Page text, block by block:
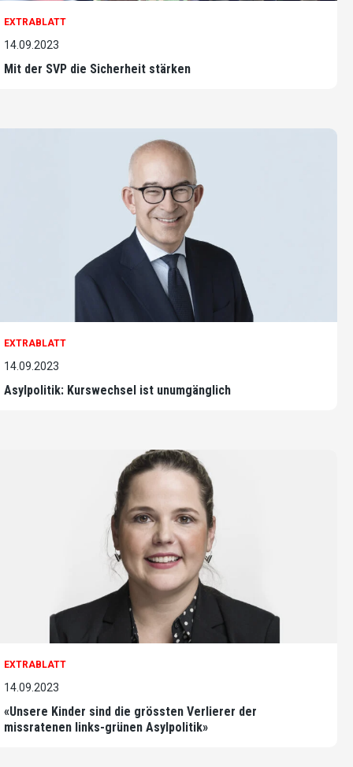
EXTRABLATT
14.09.2023
Mit der SVP die Sicherheit stärken
EXTRABLATT
14.09.2023
Asylpolitik: Kurswechsel ist unumgänglich
EXTRABLATT
14.09.2023
«Unsere Kinder sind die grössten Verlierer der
missratenen links-grünen Asylpolitik»